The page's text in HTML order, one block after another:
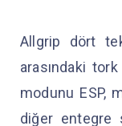
Allgrip dört
arasındaki
modunu ESP,
diğer entegre